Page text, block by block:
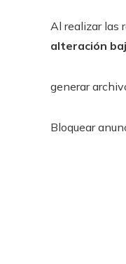
Al realizar las
alteración
generar
Bloquear